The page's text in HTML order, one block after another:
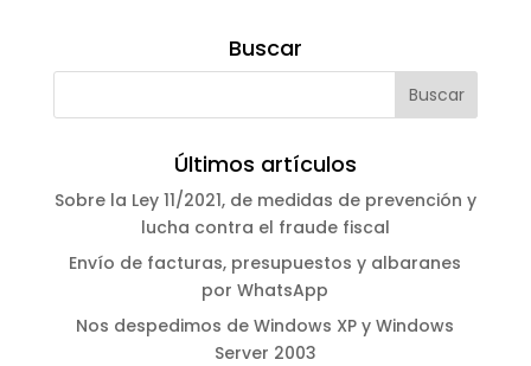
Buscar
Últimos artículos
Sobre la Ley 11/2021, de medidas de prevención y
lucha contra el fraude fiscal
Envío de facturas, presupuestos y albaranes
por WhatsApp
Nos despedimos de Windows XP y Windows
Server 2003